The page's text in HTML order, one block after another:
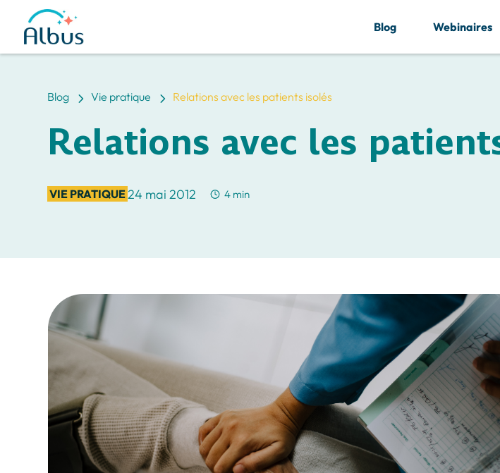
Blog 5 Vie pratique 5 Relations avec les patients isolés
Relations avec les
VIE PRATIQUE24 mai 2012 4 min
Blog Webinaires